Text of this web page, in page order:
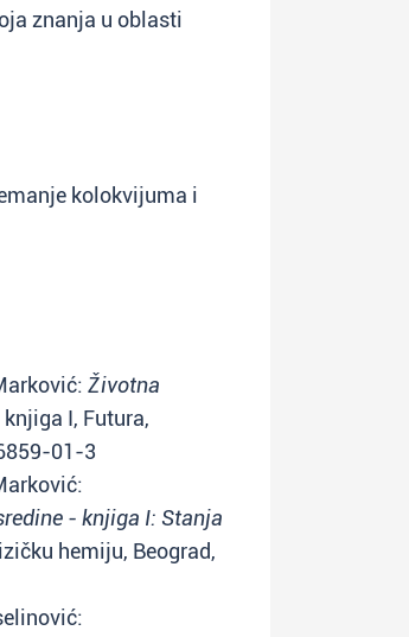
znanja u oblasti
kolokvijuma i
Životna
knjiga I, Futura,
01-3
- knjiga I: Stanja
hemiju, Beograd,